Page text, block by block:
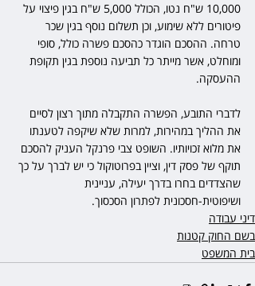
10,000 ש"ח נטו, הכולל 5,000 ש"ח בגין פיצוי על
פיטורים ללא שימוע, וכן תשלום נוסף בגין שכר
טרחה. ההסכם הוגדר כהסכם פשרה כולל, סופי
ומוחלט, אשר מייתר כל תביעה נוספת בגין תקופת
ההעסקה.
לדברי התובע, הפשרה התקבלה מתוך רצון לסיים
את ההליך במהירות, למרות שלא שיקפה לטענתו
את מלוא זכויותיו. השופט צבי פרנקל העניק להסכם
תוקף של פסק דין, וציין בפרוטוקול כי יש לברך על כך
שהצדדים בחרו בדרך יעילה, עניינית
ושיפוטית-חסכונית לפתרון הסכסוך.
דיני עבודה
בשם החוק קטנות
בית המשפט